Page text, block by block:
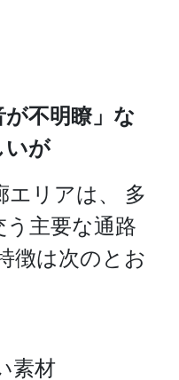
不明瞭」な
いが
リアは、
多
主要な通路
徴は次のとお
素材